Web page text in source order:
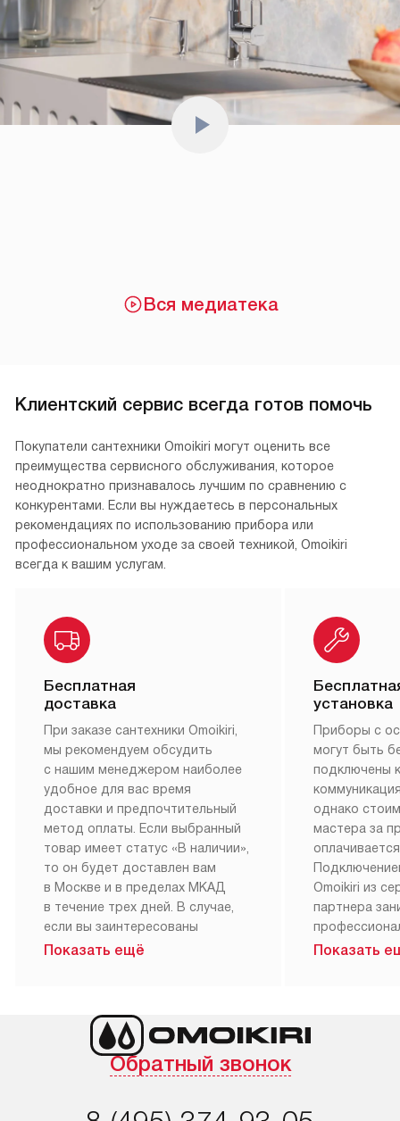
Вся медиатека
Клиентский сервис всегда готов помочь
Покупатели сантехники Omoikiri могут оценить все
преимущества сервисного обслуживания, которое
неоднократно признавалось лучшим по сравнению с
конкурентами. Если вы нуждаетесь в персональных
рекомендациях по использованию прибора или
профессиональном уходе за своей техникой, Omoikiri
всегда к вашим услугам.
Бесплатная
доставка
При заказе сантехники Omoikiri,
мы рекомендуем обсудить
с нашим менеджером наиболее
удобное для вас время
доставки и предпочтительный
метод оплаты. Если выбранный
товар имеет статус «В наличии»,
то он будет доставлен вам
в Москве и в пределах МКАД
в течение трех дней. В случае,
если вы заинтересованы
в товаре, который доступен
менеджером на сайте. Товары
с особым лейблом
доставляются бесплатно
Показать ещё
установка
Приборы с
могут быть
подключены
однако
мастера за
Omoikiri из
партнера
Наш сервис
Показать
Обратный звонок